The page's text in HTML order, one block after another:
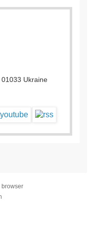
Ukraine
browser